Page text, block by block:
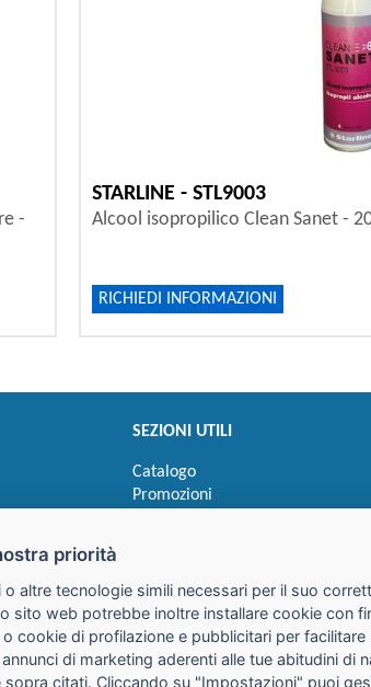
-
STARLINE - STL9003
Alcool isopropilico Clean Sanet -
RICHIEDI INFORMAZIONI
SEZIONI UTILI
Catalogo
Promozioni
priorità
altre tecnologie simili necessari per il suo
sito web potrebbe inoltre installare cookie con
cookie di profilazione e pubblicitari per
di marketing aderenti alle tue abitudini di
citati. Cliccando su "Impostazioni" puoi